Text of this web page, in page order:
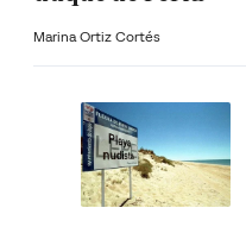
Marina Ortiz Cortés